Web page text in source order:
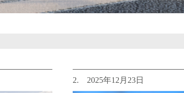
2. 2025年12月23日